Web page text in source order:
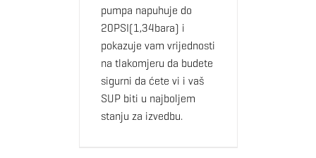
pumpa napuhuje do
20PSI(1,34bara) i
pokazuje vam vrijednosti
na tlakomjeru da budete
sigurni da ćete vi i vaš
SUP biti u najboljem
stanju za izvedbu.